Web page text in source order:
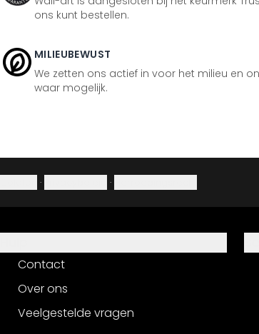
ons kunt bestellen.
MILIEUBEWUST
We zetten ons actief in voor het milieu en
waar mogelijk.
· ·
Contact
Over ons
Veelgestelde vragen